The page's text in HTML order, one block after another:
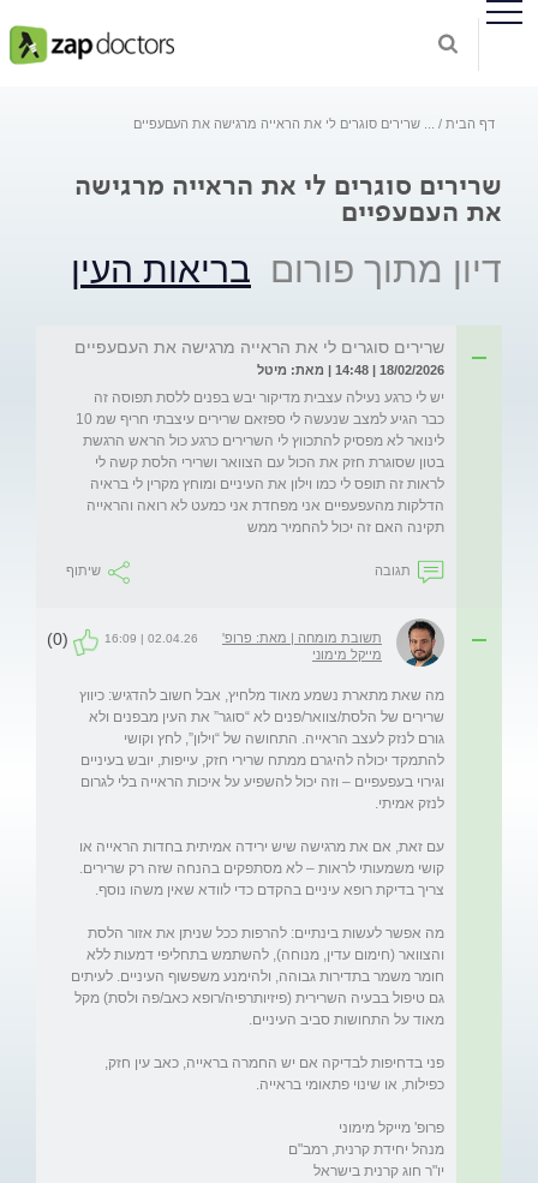
דף הבית שרירים סוגרים לי את הראייה מרגישה את העםעפיים
שרירים סוגרים לי את הראייה מרגישה
את העםעפיים
דיון מתוך פורום בריאות העין
שרירים סוגרים לי את הראייה מרגישה את העםעפיים
18/02/2026 | 14:48 | מאת: מיטל
יש לי כרגע נעילה עצבית מדיקור יבש בפנים ללסת תפוסה זה
לינואר לא מפסיק להתכווץ לי השרירים כרגע כול הראש הרגשת
בטון שסוגרת חזק את הכול עם הצוואר ושרירי הלסת קשה לי
לראות זה תופס לי כמו וילון את העיניים ומוחץ מקרין לי בראיה
הדלקות מהעפעפיים אני מפחדת אני כמעט לא רואה והראייה
תקינה האם זה יכול להחמיר ממש
תגובה שיתוף
תשובת מומחה | מאת: פרופ'
מייקל מימוני
02.04.26 | 16:09
(0)
מה שאת מתארת נשמע מאוד מלחיץ, אבל חשוב להדגיש: כיווץ
שרירים של הלסת/צוואר/פנים לא “סוגר” את העין מבפנים ולא
גורם לנזק לעצב הראייה. התחושה של “וילון”, לחץ וקושי
להתמקד יכולה להיגרם ממתח שרירי חזק, עייפות, יובש בעיניים
וגירוי בעפעפיים – וזה יכול להשפיע על איכות הראייה בלי לגרום
עם זאת, אם את מרגישה שיש ירידה אמיתית בחדות הראייה או
קושי משמעותי לראות – לא מסתפקים בהנחה שזה רק שרירים.
מה אפשר לעשות בינתיים: להרפות ככל שניתן את אזור הלסת
והצוואר (חימום עדין, מנוחה), להשתמש בתחליפי דמעות ללא
חומר משמר בתדירות גבוהה, ולהימנע משפשוף העיניים. לעיתים
גם טיפול בבעיה השרירית (פיזיותרפיה/רופא כאב/פה ולסת) מקל
פני בדחיפות לבדיקה אם יש החמרה בראייה, כאב עין חזק,